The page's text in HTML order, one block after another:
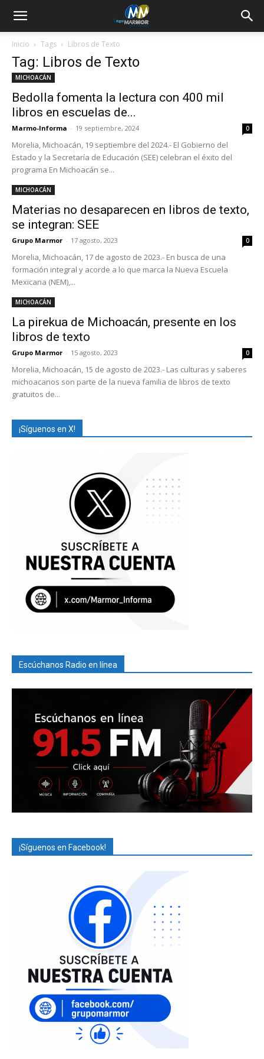
Inicio Tags Libros de Texto
Tag: Libros de Texto
MICHOACÁN
Bedolla fomenta la lectura con 400 mil
libros en escuelas de...
Marmo-Informa - 19 septiembre, 2024 0
Morelia, Michoacán, 19 septiembre del 2024.- El Gobierno del
Estado y la Secretaría de Educación (SEE) celebran el éxito del
programa En Michoacán se...
MICHOACÁN
Materias no desaparecen en libros de texto,
se integran: SEE
Grupo Marmor - 17 agosto, 2023 0
Morelia, Michoacán, 17 de agosto de 2023.- En busca de una
formación integral y acorde a lo que marca la Nueva Escuela
Mexicana (NEM),...
MICHOACÁN
La pirekua de Michoacán, presente en los
libros de texto
Grupo Marmor - 15 agosto, 2023 0
Morelia, Michoacán, 15 de agosto de 2023.- Las culturas y saberes
michoacanos son parte de la nueva familia de libros de texto
gratuitos de...
¡Síguenos en X!
Escúchanos Radio en línea
¡Síguenos en Facebook!